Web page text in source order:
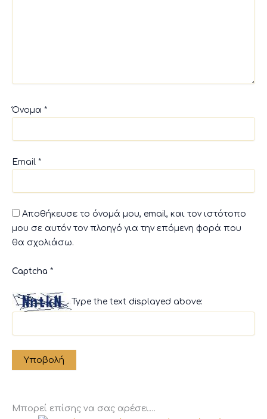
Όνομα *
Email *
Αποθήκευσε το όνομά μου, email, και τον ιστότοπο
μου σε αυτόν τον πλοηγό για την επόμενη φορά που
θα σχολιάσω.
Captcha *
Type the text displayed above:
Μπορεί επίσης να σας αρέσει…